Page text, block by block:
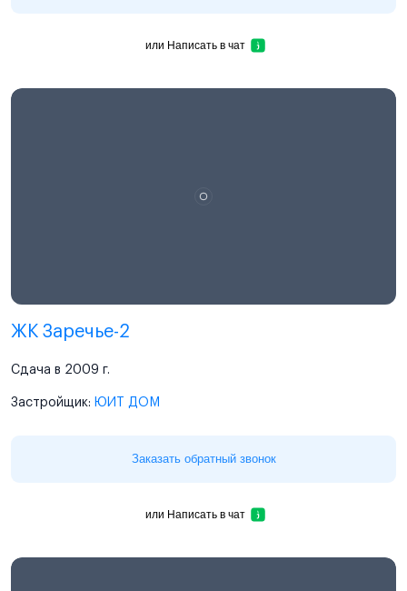
или Написать в чат
ЖК Заречье-2
Сдача в 2009 г.
Застройщик: ЮИТ ДОМ
Заказать обратный звонок
или Написать в чат